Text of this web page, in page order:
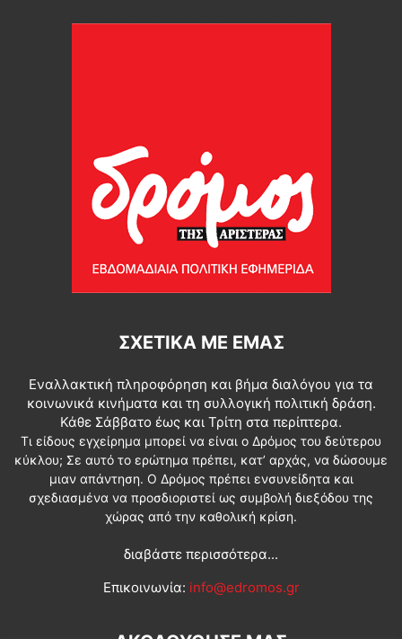
ΣΧΕΤΙΚΆ ΜΕ ΕΜΆΣ
Εναλλακτική πληροφόρηση και βήμα διαλόγου για τα
κοινωνικά κινήματα και τη συλλογική πολιτική δράση.
Κάθε Σάββατο έως και Τρίτη στα περίπτερα.
Τι είδους εγχείρημα μπορεί να είναι ο Δρόμος του δεύτερου
κύκλου; Σε αυτό το ερώτημα πρέπει, κατ’ αρχάς, να δώσουμε
μιαν απάντηση. Ο Δρόμος πρέπει ενσυνείδητα και
σχεδιασμένα να προσδιοριστεί ως συμβολή διεξόδου της
χώρας από την καθολική κρίση.
διαβάστε περισσότερα...
Επικοινωνία: info@edromos.gr